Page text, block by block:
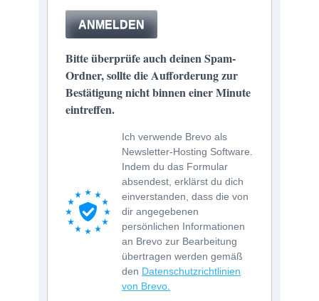
ANMELDEN
Bitte überprüfe auch deinen Spam-
Ordner, sollte die Aufforderung zur
Bestätigung nicht binnen einer Minute
eintreffen.
Ich verwende Brevo als
Newsletter-Hosting Software.
Indem du das Formular
absendest, erklärst du dich
einverstanden, dass die von
dir angegebenen
persönlichen Informationen
an Brevo zur Bearbeitung
übertragen werden gemäß
den Datenschutzrichtlinien
von Brevo.